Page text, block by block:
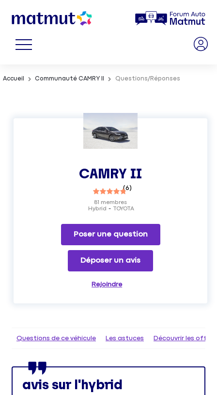
Accueil Communauté CAMRY II Questions/Réponses
CAMRY II
(6)
Hybrid TOYOTA
81 membres
Poser une question
Déposer un avis
Rejoindre
Questions de ce véhicule Les astuces Découvrir les
avis sur l'hybrid